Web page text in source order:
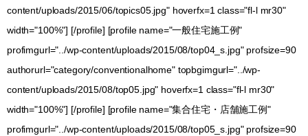
content/uploads/2015/06/topics05.jpg" hoverfx=1 class="fl-l mr30"
width="100%"] [/profile] [profile name="一般住宅施工例"
profimgurl="../wp-content/uploads/2015/08/top04_s.jpg" profsize=90
authorurl="category/conventionalhome" topbgimgurl="../wp-
content/uploads/2015/08/top05.jpg" hoverfx=1 class="fl-l mr30"
width="100%"] [/profile] [profile name="集合住宅・店舗施工例"
profimgurl="../wp-content/uploads/2015/08/top05_s.jpg" profsize=90